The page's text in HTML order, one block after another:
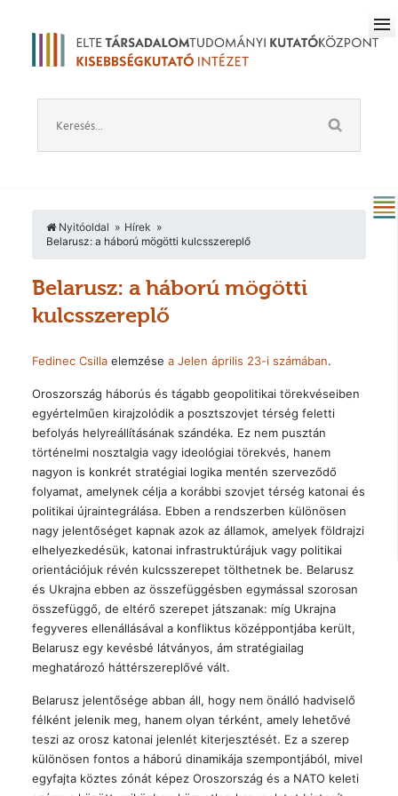
Nyitóoldal
Hírek
Belarusz: a háború mögötti kulcsszereplő
Belarusz: a háború mögötti
kulcsszereplő
Fedinec Csillaelemzése a Jelen április 23-i számában.
Oroszország háborús és tágabb geopolitikai törekvéseiben
egyértelműen kirajzolódik a posztszovjet térség feletti
befolyás helyreállításának szándéka. Ez nem pusztán
történelmi nosztalgia vagy ideológiai törekvés, hanem
nagyon is konkrét stratégiai logika mentén szerveződő
folyamat, amelynek célja a korábbi szovjet térség katonai és
politikai újraintegrálása. Ebben a rendszerben különösen
nagy jelentőséget kapnak azok az államok, amelyek földrajzi
elhelyezkedésük, katonai infrastruktúrájuk vagy politikai
orientációjuk révén kulcsszerepet tölthetnek be. Belarusz
és Ukrajna ebben az összefüggésben egymással szorosan
összefüggő, de eltérő szerepet játszanak: míg Ukrajna
fegyveres ellenállásával a konfliktus középpontjába került,
Belarusz egy kevésbé látványos, ám stratégiailag
meghatározó háttérszereplővé vált.
Belarusz jelentősége abban áll, hogy nem önálló hadviselő
félként jelenik meg, hanem olyan térként, amely lehetővé
teszi az orosz katonai jelenlét kiterjesztését. Ez a szerep
különösen fontos a háború dinamikája szempontjából, mivel
egyfajta köztes zónát képez Oroszország és a NATO keleti